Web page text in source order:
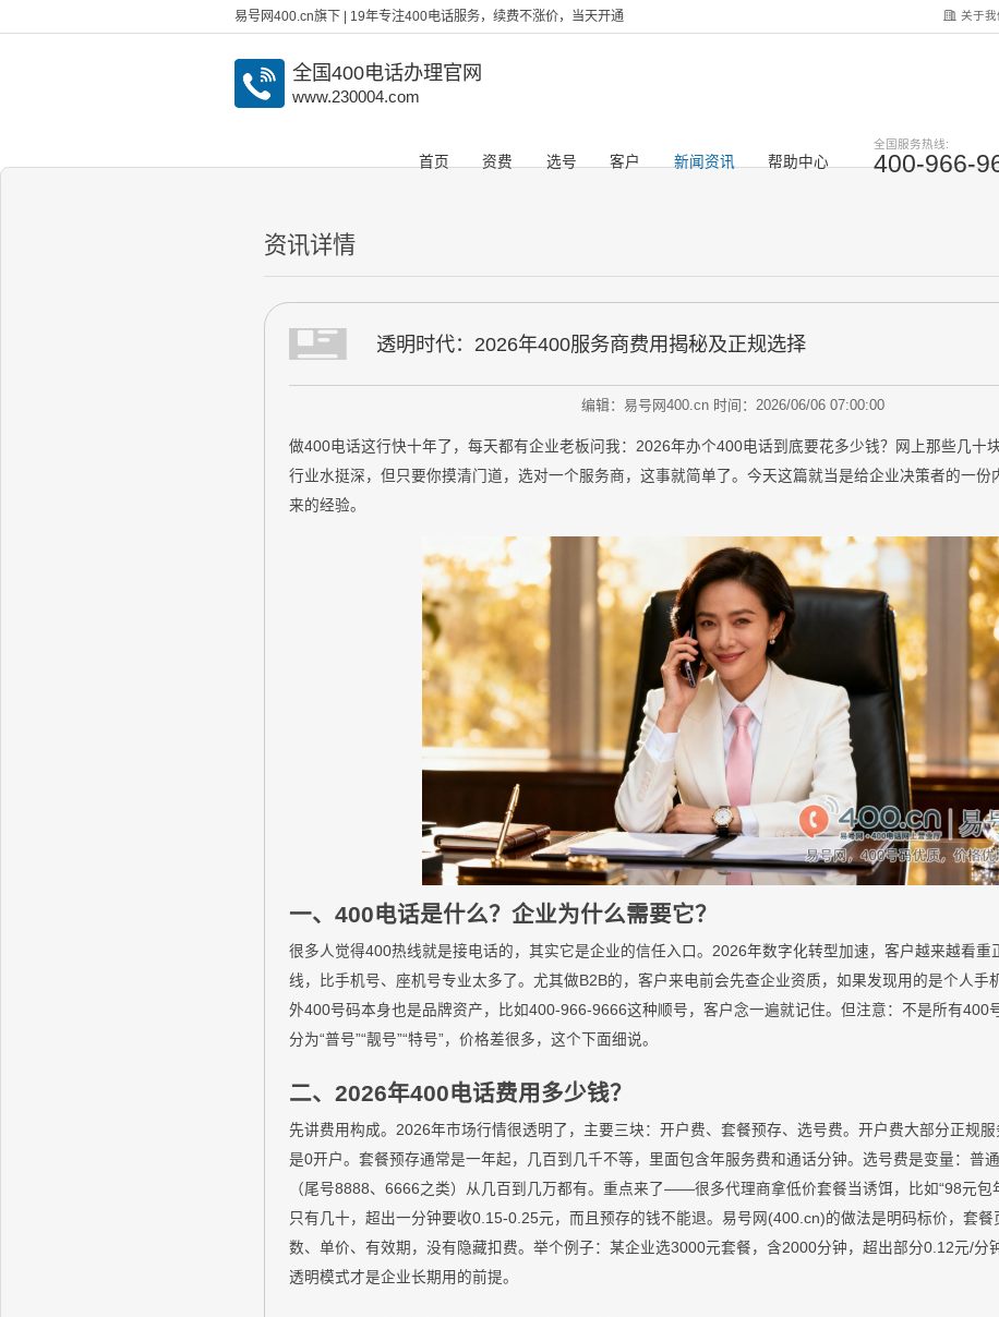
易号网400.cn旗下 | 19年专注400电话服务，续费不涨价，当天开通 关于我
全国400电话办理官网
www.230004.com
首页 资费 选号 客户 新闻资讯 帮助中心
全国服务热线:
400-966-
资讯详情
透明时代：2026年400服务商费用揭秘及正规选择
编辑：易号网400.cn 时间：2026/06/06 07:00:00
做400电话这行快十年了，每天都有企业老板问我：2026年办个400电话到底要花多少钱？网上那些几十
行业水挺深，但只要你摸清门道，选对一个服务商，这事就简单了。今天这篇就当是给企业决策者的一份
来的经验。
一、400电话是什么？企业为什么需要它？
很多人觉得400热线就是接电话的，其实它是企业的信任入口。2026年数字化转型加速，客户越来越看
线，比手机号、座机号专业太多了。尤其做B2B的，客户来电前会先查企业资质，如果发现用的是个人手
外400号码本身也是品牌资产，比如400-966-9666这种顺号，客户念一遍就记住。但注意：不是所有400
分为“普号”“靓号”“特号”，价格差很多，这个下面细说。
二、2026年400电话费用多少钱？
先讲费用构成。2026年市场行情很透明了，主要三块：开户费、套餐预存、选号费。开户费大部分正规
是0开户。套餐预存通常是一年起，几百到几千不等，里面包含年服务费和通话分钟。选号费是变量：普
（尾号8888、6666之类）从几百到几万都有。重点来了——很多代理商拿低价套餐当诱饵，比如“98元包
只有几十，超出一分钟要收0.15-0.25元，而且预存的钱不能退。易号网(400.cn)的做法是明码标价，套餐
数、单价、有效期，没有隐藏扣费。举个例子：某企业选3000元套餐，含2000分钟，超出部分0.12元/分
透明模式才是企业长期用的前提。